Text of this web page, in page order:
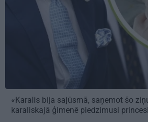
«Karalis bija sajūsmā, saņemot šo
karaliskajā ģimenē piedzimusi